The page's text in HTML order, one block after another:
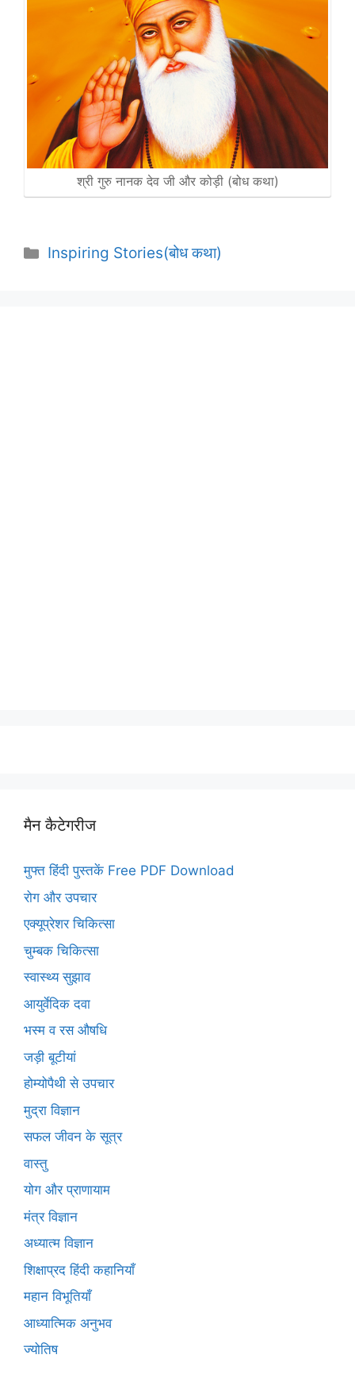
श्री गुरु नानक देव जी और कोड़ी (बोध कथा)
Categories
Inspiring Stories(बोध कथा)
मैन कैटेगरीज
मुफ्त हिंदी पुस्तकें Free PDF Download
रोग और उपचार
एक्यूप्रेशर चिकित्सा
चुम्बक चिकित्सा
स्वास्थ्य सुझाव
आयुर्वेदिक दवा
भस्म व रस औषधि
जड़ी बूटीयां
होम्योपैथी से उपचार
मुद्रा विज्ञान
सफल जीवन के सूत्र
वास्तु
योग और प्राणायाम
मंत्र विज्ञान
अध्यात्म विज्ञान
शिक्षाप्रद हिंदी कहानियाँ
महान विभूतियाँ
आध्यात्मिक अनुभव
ज्योतिष